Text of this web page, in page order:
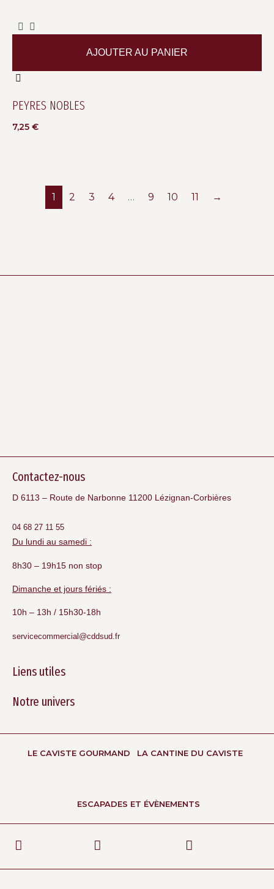
PEYRES NOBLES
7,25 €
AJOUTER AU PANIER
1 2 3 4 … 9 10 11 →
Contactez-nous
D 6113 – Route de Narbonne 11200 Lézignan-Corbières
04 68 27 11 55
Du lundi au samedi :
8h30 – 19h15 non stop
Dimanche et jours fériés :
10h – 13h / 15h30-18h
servicecommercial@cddsud.fr
Liens utiles
Notre univers
LE CAVISTE GOURMAND LA CANTINE DU CAVISTE
ESCAPADES ET ÉVÈNEMENTS